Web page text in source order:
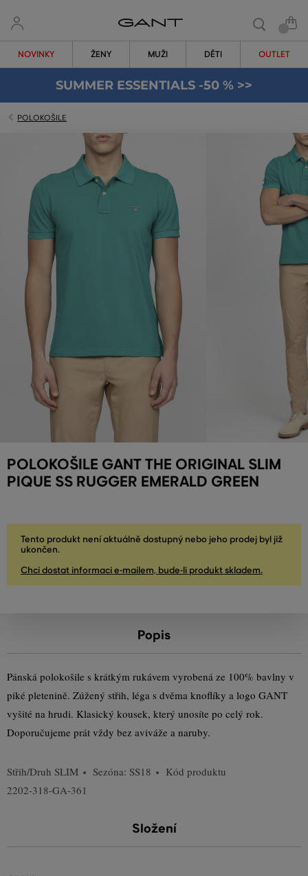
NOVINKY ŽENY MUŽI DĚTI OUTLET
SUMMER ESSENTIALS -50 % >>
POLOKOŠILE
POLOKOŠILE GANT THE ORIGINAL SLIM
PIQUE SS RUGGER EMERALD GREEN
Tento produkt není aktuálně dostupný nebo jeho prodej byl již
ukončen.
Chci dostat informaci e-mailem, bude-li produkt skladem.
Popis
Pánská polokošile s krátkým rukávem vyrobená ze 100% bavlny v
piké pletenině. Zúžený střih, léga s dvěma knoflíky a logo GANT
vyšité na hrudi. Klasický kousek, který unosíte po celý rok.
Doporučujeme prát vždy bez aviváže a naruby.
Střih/Druh SLIM Sezóna: SS18
Kód produktu
2202-318-GA-361
Složení